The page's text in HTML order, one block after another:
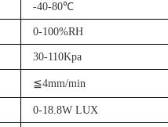
-40-80℃
0-100%RH
30-110Kpa
≦4mm/min
0-18.8W LUX